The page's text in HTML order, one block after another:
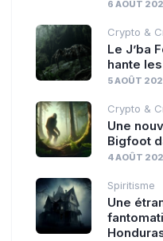
6 AOÛT
Crypto &
Le J’ba
hante
5 AOÛT
Crypto &
Une
Bigfoot
4 AOÛT
Spiritisme
Une